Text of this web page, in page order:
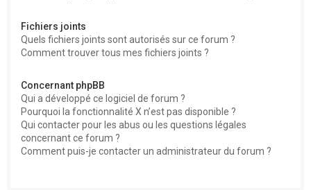
Fichiers joints
Quels fichiers joints sont autorisés sur ce forum ?
Comment trouver tous mes fichiers joints ?
Concernant phpBB
Qui a développé ce logiciel de forum ?
Pourquoi la fonctionnalité X n’est pas disponible ?
Qui contacter pour les abus ou les questions légales
concernant ce forum ?
Comment puis-je contacter un administrateur du forum ?